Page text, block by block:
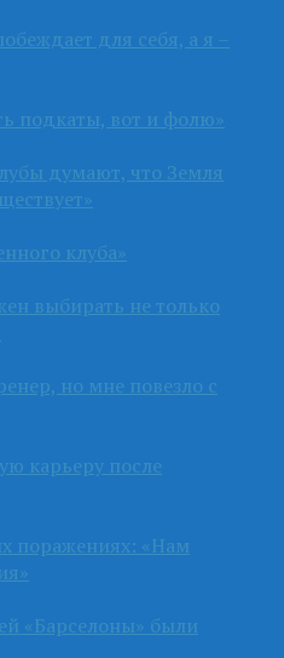
для себя, а я –
подкаты, вот и фолю»
думают, что Земля
клуба»
выбирать не только
но мне повезло с
карьеру после
поражениях: «Нам
«Барселоны» были